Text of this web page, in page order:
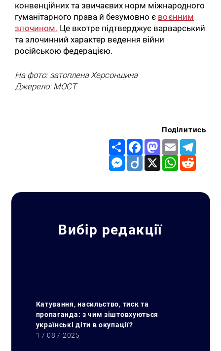
конвенційних та звичаєвих норм міжнародного
гуманітарного права й безумовно є воєнним
злочином. Це вкотре підтверджує варварський
та злочинний характер ведення війни
російською федерацією.
На фото: затоплена Херсонщина
Джерело: МОСТ
Поділитись
Share FacebookMastodon
Email
Messenger
Diigo X WhatsApp
Вибір редакції
Катування, насильство, тиск та
пропаганда: з чим зіштовхуються
українські діти в окупації?
1 / 08 / 2025